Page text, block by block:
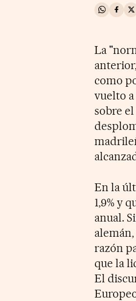
Compartir
La
como
vuelto
sobre
En la
1,9% y
anual.
razón
que la
El